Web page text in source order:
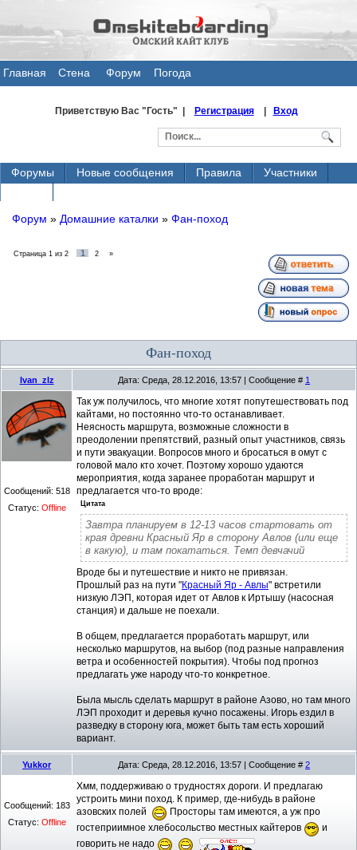
Главная
Стена
Форум Погода
Приветствую Вас"Гость" | Регистрация| Вход
Форумы Новые сообщения Правила
Участники
Форум » Домашние каталки » Фан-поход
Страница 1 из 2 1 2 »
Фан-поход
Ivan_zlz Дата: Среда, 28.12.2016, 13:57 | Сообщение # 1
Сообщений: 518
Статус: Offline
Так уж получилось, что многие хотят попутешествовать под
кайтами, но постоянно что-то останавливает.
Неясность маршрута, возможные сложности в
преодолении препятствий, разный опыт участников, связь
и пути эвакуации. Вопросов много и бросаться в омут с
головой мало кто хочет. Поэтому хорошо удаются
мероприятия, когда заранее проработан маршрут и
предлагается что-то вроде:
Цитата
Завтра планируем в 12-13 часов стартовать от
края древни Красный Яр в сторону Авлов (или еще
в какую), и там покататься. Темп девчачий
Вроде бы и путешествие и никто не привязан.
Прошлый раз на пути "Красный Яр - Авлы" встретили
низкую ЛЭП, которая идет от Авлов к Иртышу (насосная
станция) и дальше не поехали.
В общем, предлагается проработать маршрут, или
несколько маршрутов, на выбор (под разные направления
ветра и особенностей покрытия). Чтобы под прогноз
предлагать уже народу что-то конкретное.
Была мысль сделать маршрут в районе Азово, но там много
ЛЭП проходит и деревья кучно посажены. Игорь ездил в
разведку в сторону юга, может быть там есть хороший
вариант.
Yukkor Дата: Среда, 28.12.2016, 13:57 | Сообщение # 2
Сообщений: 183
Статус: Offline
Хмм, поддерживаю о трудностях дороги. И предлагаю
устроить мини поход. К пример, где-нибудь в районе
азовских полей
Просторы там имеются, а уж про
гостеприимное хлебосольство местных кайтеров
и
говорить не надо